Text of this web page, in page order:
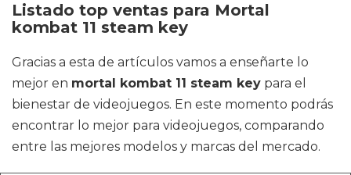
Listado top ventas para Mortal
kombat 11 steam key
Gracias a esta de artículos vamos a enseñarte lo
mejor en mortal kombat 11 steam key para el
bienestar de videojuegos. En este momento podrás
encontrar lo mejor para videojuegos, comparando
entre las mejores modelos y marcas del mercado.